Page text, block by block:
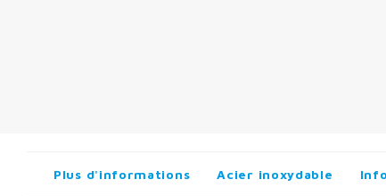
Plus d'informations Acier inoxydable